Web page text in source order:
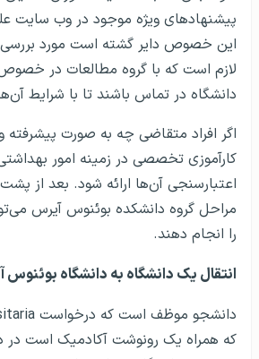
پیشنهادهای ویژه موجود در وب سایت
این خصوص دایر گشته است مورد بررسی
لازم است که با گروه مطالعات در
دانشگاه در تماس باشند تا با شرایط
اگر افراد متقاضی چه به صورت
کارآموزی تخصصی در زمینه امور
اعتبارسنجی آن‌ها ارائه شود. بعد از
مراحل گروه دانشکده بوئنوس آیرس
را انجام دهند.
انتقال یک دانشگاه به دانشگاه بوئنوس
که همراه یک رونوشت آکادمیک است در